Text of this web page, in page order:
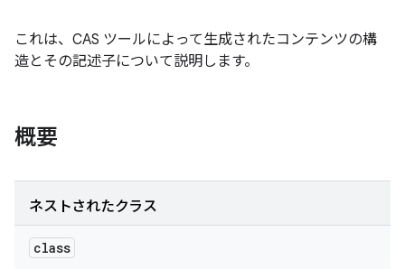
これは、CAS ツールによって生成されたコンテンツの構
造とその記述子について説明します。
概要
ネストされたクラス
class